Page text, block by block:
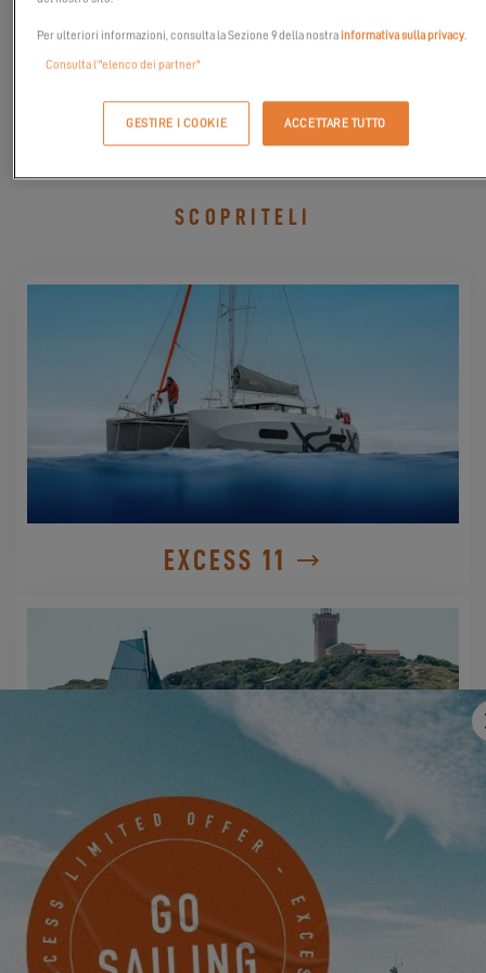
Quest'estate, approfitta delle tue prove in mare per immaginare
effettuato entro il 31 agosto 2026.
SCOPRITELI
EXCESS 11
EXCESS 13
Per ulteriori informazioni, consulta la Sezione 9 della nostra informativa sulla privacy.
Consulta l’"elenco dei partner"
GESTIRE I COOKIE ACCETTARE TUTTO